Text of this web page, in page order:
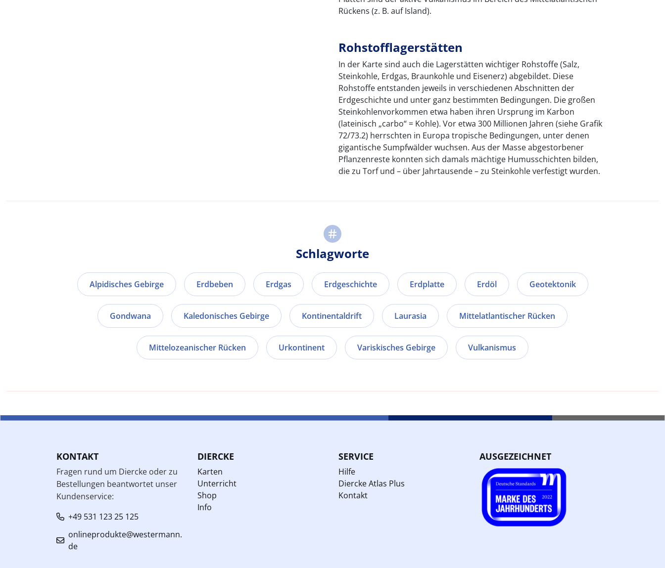
Rückens (z. B. auf Island).
Rohstofflagerstätten
In der Karte sind auch die Lagerstätten wichtiger Rohstoffe (Salz,
Steinkohle, Erdgas, Braunkohle und Eisenerz) abgebildet. Diese
Rohstoffe entstanden jeweils in verschiedenen Abschnitten der
Erdgeschichte und unter ganz bestimmten Bedingungen. Die großen
Steinkohlenvorkommen etwa haben ihren Ursprung im Karbon
(lateinisch „carbo“ = Kohle). Vor etwa 300 Millionen Jahren (siehe Grafik
72/73.2) herrschten in Europa tropische Bedingungen, unter denen
gigantische Sumpfwälder wuchsen. Aus der Masse abgestorbener
Pflanzenreste konnten sich damals mächtige Humusschichten bilden,
die zu Torf und – über Jahrtausende – zu Steinkohle verfestigt wurden.
Schlagworte
Alpidisches Gebirge Erdbeben Erdgas Erdgeschichte Erdplatte Erdöl Geotektonik
Gondwana Kaledonisches Gebirge Kontinentaldrift Laurasia Mittelatlantischer Rücken
Mittelozeanischer Rücken Urkontinent Variskisches Gebirge Vulkanismus
KONTAKT
Fragen rund um Diercke oder zu
Bestellungen beantwortet unser
Kundenservice:
+49 531 123 25 125
onlineprodukte@westermann.
de
DIERCKE
Karten
Unterricht
Shop
Info
SERVICE
Hilfe
Diercke Atlas Plus
Kontakt
AUSGEZEICHNET